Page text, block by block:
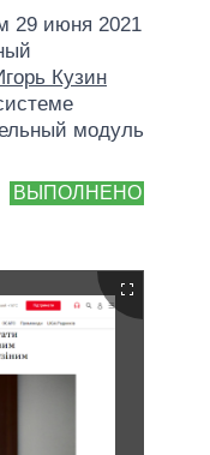
29 июня 2021
Кузин
модуль
ВЫПОЛНЕНО